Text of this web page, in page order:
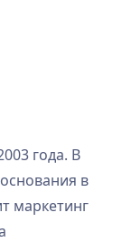
года. В
в
маркетинг